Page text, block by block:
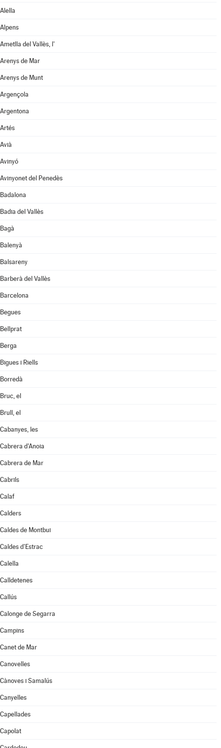
Alella
Alpens
Ametlla del Vallès, l'
Arenys de Mar
Arenys de Munt
Argençola
Argentona
Artés
Avià
Avinyó
Avinyonet del Penedès
Badalona
Badia del Vallès
Bagà
Balenyà
Balsareny
Barberà del Vallès
Barcelona
Begues
Bellprat
Berga
Bigues i Riells
Borredà
Bruc, el
Brull, el
Cabanyes, les
Cabrera d'Anoia
Cabrera de Mar
Cabrils
Calaf
Calders
Caldes de Montbui
Caldes d'Estrac
Calella
Calldetenes
Callús
Calonge de Segarra
Campins
Canet de Mar
Canovelles
Cànoves i Samalús
Canyelles
Capellades
Capolat